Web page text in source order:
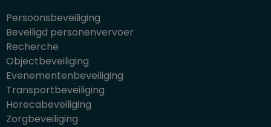
Persoonsbeveiliging
Beveiligd personenvervoer
Recherche
Objectbeveiliging
Evenementenbeveiliging
Transportbeveiliging
Horecabeveiliging
Zorgbeveiliging